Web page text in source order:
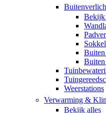
Bekijk
Buiten
Weerstations
Verwarming &
Bekijk alles